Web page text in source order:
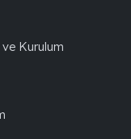
Kurulum